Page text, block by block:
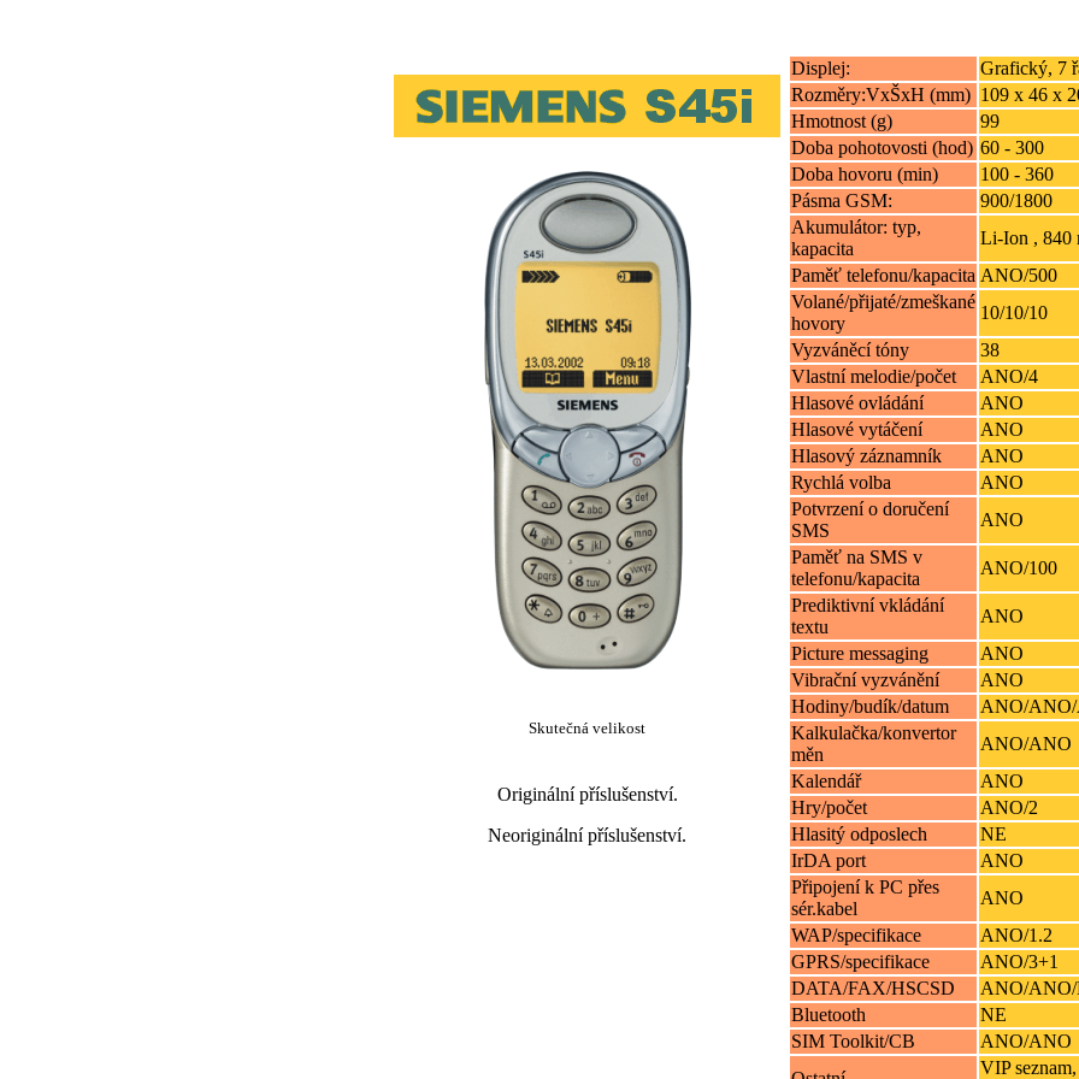
Skutečná velikost
Originální příslušenství.
Neoriginální příslušenství.
Displej:
Grafický, 7
Rozměry:VxŠxH (mm) 109 x 46 x
Hmotnost (g)
99
Doba pohotovosti (hod) 60 - 300
Doba hovoru (min)
100 - 360
Pásma GSM:
900/1800
Akumulátor: typ,
kapacita
Li-Ion , 840
Paměť telefonu/kapacita ANO/500
Volané/přijaté/zmeškané
hovory
10/10/10
Vyzváněcí tóny
38
Vlastní melodie/počet
ANO/4
Hlasové ovládání
ANO
Hlasové vytáčení
ANO
Hlasový záznamník
ANO
Rychlá volba
ANO
Potvrzení o doručení
SMS
ANO
Paměť na SMS v
telefonu/kapacita
ANO/100
Prediktivní vkládání
textu
ANO
Picture messaging
ANO
Vibrační vyzvánění
ANO
Hodiny/budík/datum
ANO/
Kalkulačka/konvertor
měn
ANO/ANO
Kalendář
ANO
Hry/počet
ANO/2
Hlasitý odposlech
NE
IrDA port
ANO
Připojení k PC přes
sér.kabel
ANO
WAP/specifikace
ANO/1.2
GPRS/specifikace
ANO/3+1
DATA/FAX/HSCSD
ANO/ANO/
Bluetooth
NE
SIM Toolkit/CB
ANO/ANO
VIP